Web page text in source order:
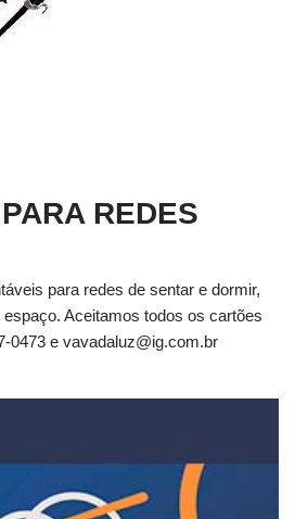
REDES
para redes de sentar e dormir,
Aceitamos todos os cartões
0473 e vavadaluz@ig.com.br